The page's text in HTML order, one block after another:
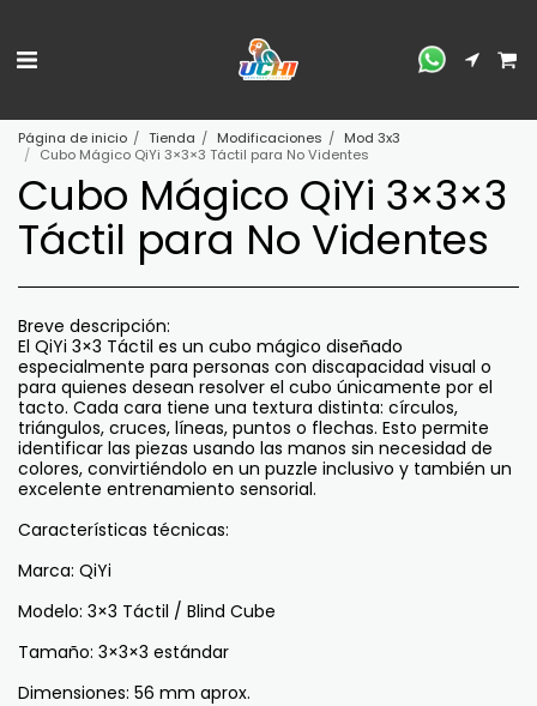
Página de inicio Tienda Modificaciones
Mod 3x3
Cubo Mágico QiYi 3×3×3 Táctil para No Videntes
Cubo Mágico QiYi 3×3×3
Táctil para No Videntes
Breve descripción:
El QiYi 3×3 Táctil es un cubo mágico diseñado
especialmente para personas con discapacidad visual o
para quienes desean resolver el cubo únicamente por el
tacto. Cada cara tiene una textura distinta: círculos,
triángulos, cruces, líneas, puntos o flechas. Esto permite
identificar las piezas usando las manos sin necesidad de
colores, convirtiéndolo en un puzzle inclusivo y también un
excelente entrenamiento sensorial.
Características técnicas:
Marca: QiYi
Modelo: 3×3 Táctil / Blind Cube
Tamaño: 3×3×3 estándar
Dimensiones: 56 mm aprox.